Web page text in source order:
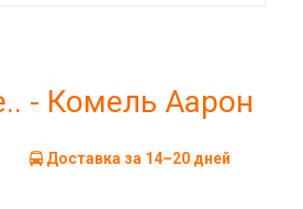
- Комель Аарон
Доставка за 14–20 дней